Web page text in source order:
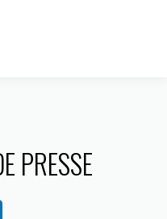
PRESSE